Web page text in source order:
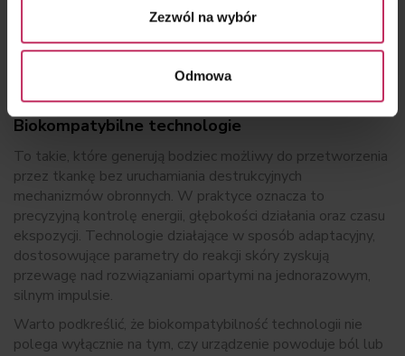
Zezwól na wybór
Odmowa
efektów w dłuższej perspektywie.
Biokompatybilne technologie
To takie, które generują bodziec możliwy do przetworzenia
przez tkankę bez uruchamiania destrukcyjnych
mechanizmów obronnych. W praktyce oznacza to
precyzyjną kontrolę energii, głębokości działania oraz czasu
ekspozycji. Technologie działające w sposób adaptacyjny,
dostosowujące parametry do reakcji skóry zyskują
przewagę nad rozwiązaniami opartymi na jednorazowym,
silnym impulsie.
Warto podkreślić, że biokompatybilność technologii nie
polega wyłącznie na tym, czy urządzenie powoduje ból lub